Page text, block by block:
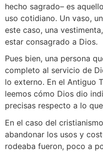
hecho sagrado– es
uso cotidiano. Un vaso,
este caso, una
estar consagrado a Dios.
Pues bien, una persona
completo al servicio de
lo externo. En el Antiguo
leemos cómo Dios dio
precisas respecto a lo
En el caso del
abandonar los usos y
rodeaba fueron, poco a